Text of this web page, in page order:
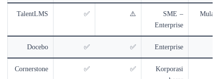
TalentLMS ✅ ⚠️
SME –
Enterprise
Mulai
Docebo ✅ ✅ Enterprise
Cornerstone ✅ ✅
Korporasi